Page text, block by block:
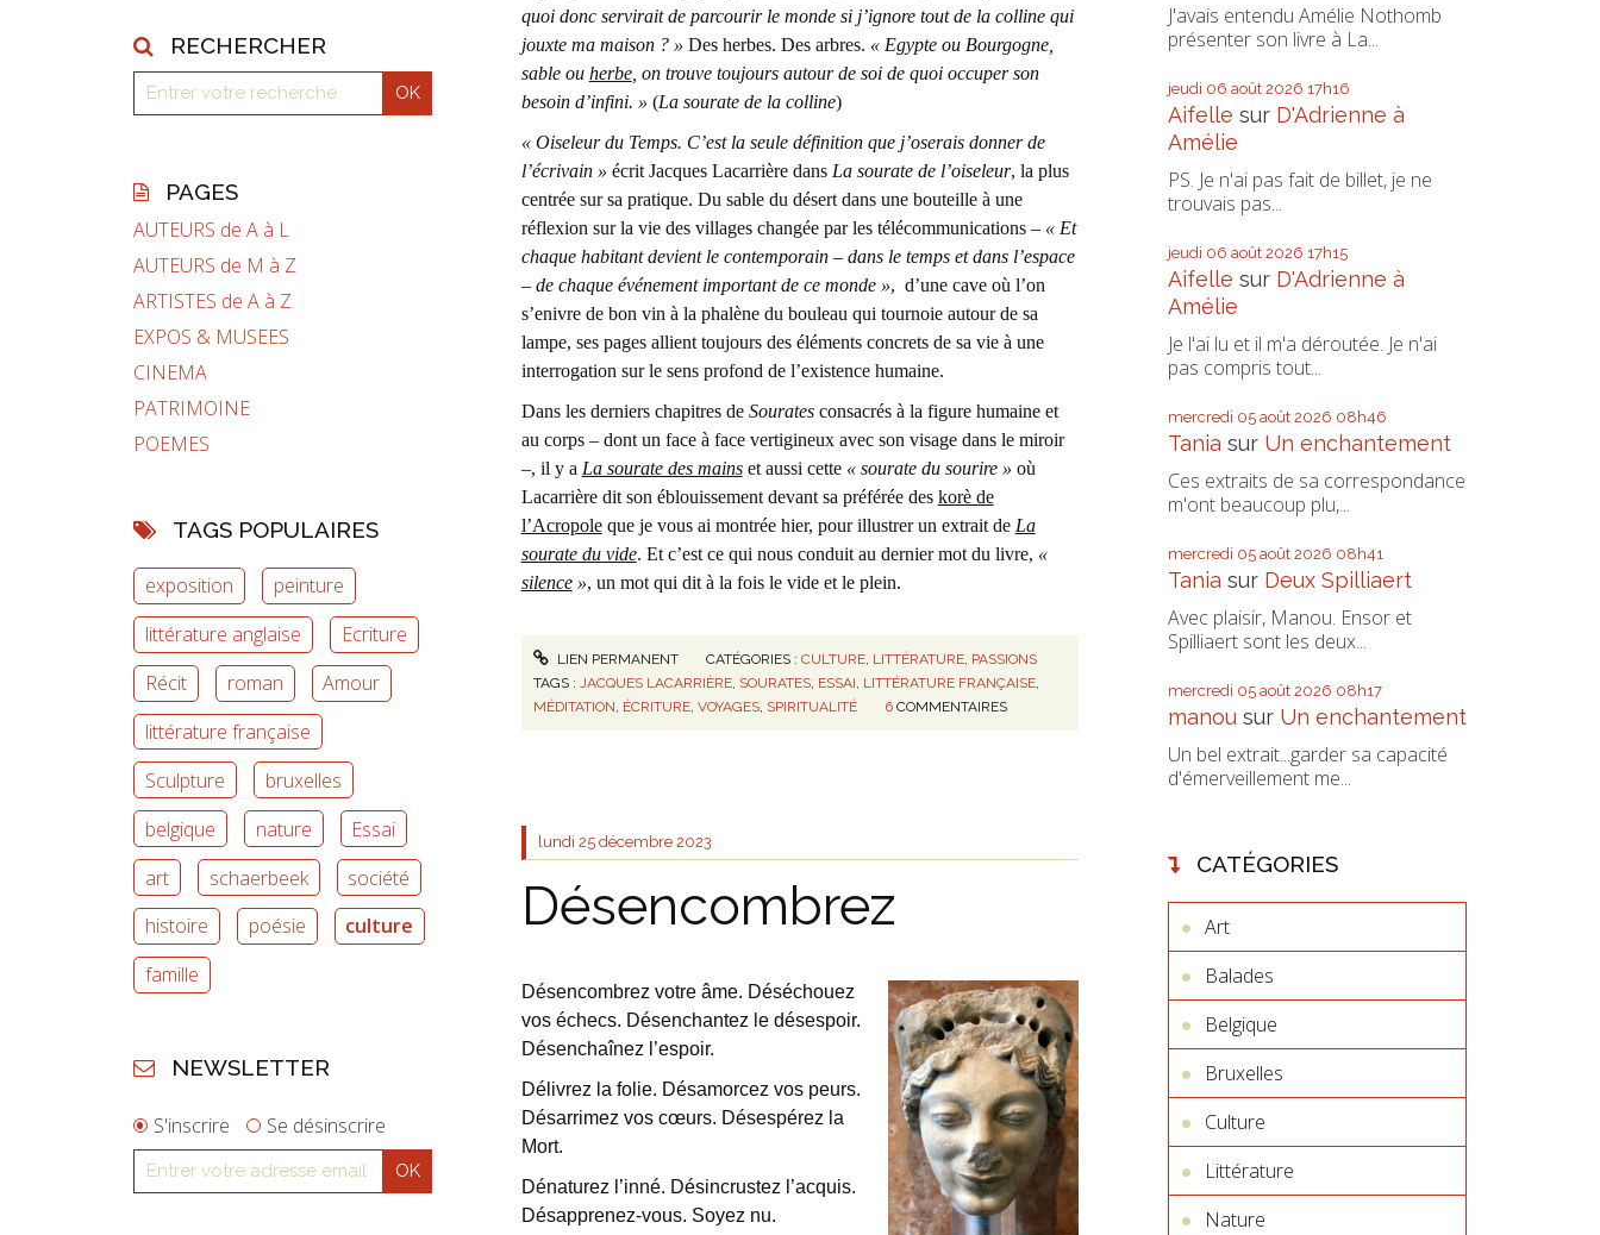
RECHERCHER
PAGES
AUTEURS de A à L
AUTEURS de M à Z
ARTISTES de A à Z
EXPOS & MUSEES
CINEMA
PATRIMOINE
POEMES
TAGS POPULAIRES
exposition
peinture
littérature anglaise
Ecriture
Récit
roman
Amour
littérature française
Sculpture
bruxelles
belgique
nature
Essai
art
schaerbeek
société
histoire
poésie
culture
famille
NEWSLETTER
S'inscrire Se désinscrire
quoi donc servirait de parcourir le monde si j’ignore tout de la colline qui
jouxte ma maison ? » Des herbes. Des arbres. « Egypte ou Bourgogne,
sable ou herbe, on trouve toujours autour de soi de quoi occuper son
besoin d’infini. » (La sourate de la colline)
« Oiseleur du Temps. C’est la seule définition que j’oserais donner de
l’écrivain » écrit Jacques Lacarrière dans La sourate de l’oiseleur, la plus
centrée sur sa pratique. Du sable du désert dans une bouteille à une
réflexion sur la vie des villages changée par les télécommunications – « Et
chaque habitant devient le contemporain – dans le temps et dans l’espace
– de chaque événement important de ce monde », d’une cave où l’on
s’enivre de bon vin à la phalène du bouleau qui tournoie autour de sa
lampe, ses pages allient toujours des éléments concrets de sa vie à une
interrogation sur le sens profond de l’existence humaine.
Dans les derniers chapitres de Souratesconsacrés à la figure humaine et
au corps – dont un face à face vertigineux avec son visage dans le miroir
–, il y a La sourate des mainset aussi cette « sourate du sourire » où
Lacarrière dit son éblouissement devant sa préférée des korè de
l’Acropoleque je vous ai montrée hier, pour illustrer un extrait de La
sourate du vide. Et c’est ce qui nous conduit au dernier mot du livre, «
silence», un mot qui dit à la fois le vide et le plein.
LIEN PERMANENT CATÉGORIES :CULTURE LITTÉRATURE PASSIONS
TAGS : JACQUES LACARRIÈRE, SOURATES, ESSAI LITTÉRATURE FRANÇAISE,
MÉDITATION ÉCRITURE, VOYAGES, SPIRITUALITÉ 6 COMMENTAIRES
lundi 25 décembre 2023
Désencombrez
Désencombrez votre âme. Déséchouez
vos échecs. Désenchantez le désespoir.
Désenchaînez l’espoir.
Délivrez la folie. Désamorcez vos peurs.
Désarrimez vos cœurs. Désespérez la
Mort.
Dénaturez l’inné. Désincrustez l’acquis.
Désapprenez-vous. Soyez nu.
J'avais entendu Amélie Nothomb
présenter son livre à La...
jeudi 06 août 2026 17h16
Aifelle sur D'Adrienne à
Amélie
PS. Je n'ai pas fait de billet, je ne
trouvais pas...
jeudi 06 août 2026 17h15
Aifelle sur D'Adrienne à
Amélie
Je l'ai lu et il m'a déroutée. Je n'ai
pas compris tout...
mercredi 05 août 2026 08h46
Tania sur Un enchantement
Ces extraits de sa correspondance
m'ont beaucoup plu,...
mercredi 05 août 2026 08h41
Tania sur Deux Spilliaert
Avec plaisir, Manou. Ensor et
Spilliaert sont les deux...
mercredi 05 août 2026 08h17
manousur Un enchantement
Un bel extrait...garder sa capacité
d'émerveillement me...
CATÉGORIES
Art
Balades
Belgique
Bruxelles
Culture
Littérature
Nature